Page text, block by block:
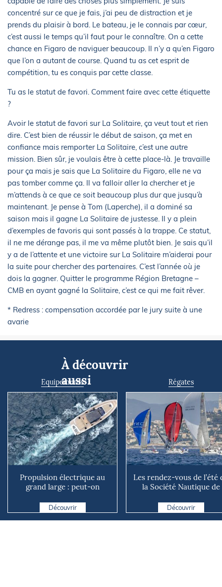
concentré sur ce que je fais, j’ai peu de distraction et je
prends du plaisir à bord. Le bateau, je le connais par cœur,
c’est aussi le temps qu’il faut pour le connaître. On a cette
chance en Figaro de naviguer beaucoup. Il n’y a qu’en Figaro
que l’on a autant de course. Quand tu as cet esprit de
compétition, tu es conquis par cette classe.
Tu as le statut de favori. Comment faire avec cette étiquette
?
Avoir le statut de favori sur La Solitaire, ça veut tout et rien
dire. C’est bien de réussir le début de saison, ça met en
confiance mais remporter La Solitaire, c’est une autre
mission. Bien sûr, je voulais être à cette place-là. Je travaille
pour ça mais je sais que La Solitaire du Figaro, elle ne va
pas tomber comme ça. Il va falloir aller la chercher et je
m’attends à ce que ce soit beaucoup plus dur que jusqu’à
maintenant. Je pense à Tom (Laperche), il a dominé sa
saison mais il gagne La Solitaire de justesse. Il y a plein
d’exemples de favoris qui sont passés à la trappe. Ce statut,
il ne me dérange pas, il me va même plutôt bien. Je sais qu’il
y a de l’attente et une victoire sur La Solitaire m’aiderai pour
la suite pour chercher des partenaires. C’est l’année où je
dois la gagner. Quitter le programme Région Bretagne –
CMB en ayant gagné la Solitaire, c’est ce qui me fait rêver.
* Redress : compensation accordée par le jury suite à une
avarie
À découvrir
aussi
Equipements
Propulsion électrique au
grand large : peut-on
Découvrir
Régates
Les rendez-vous de l’été
la Société Nautique de
Découvrir